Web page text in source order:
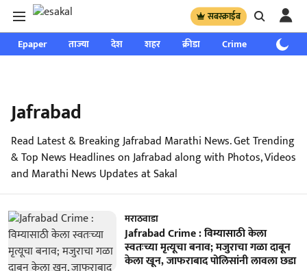
सबस्क्राईब
Epaper ताज्या देश शहर क्रीडा Crime साप्ताहिक
Jafrabad
Read Latest & Breaking Jafrabad Marathi News. Get Trending
& Top News Headlines on Jafrabad along with Photos, Videos
and Marathi News Updates at Sakal
मराठवाडा
Jafrabad Crime : विम्यासाठी केला
स्वतःच्या मृत्यूचा बनाव; मजुराचा गळा दाबून
केला खून, जाफराबाद पोलिसांनी लावला छडा